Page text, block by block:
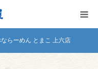
らーめん とまこ 上六店